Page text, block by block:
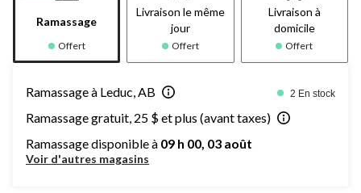
Ramassage
Offert
Livraison le même
jour
Offert
Livraison à
domicile
Offert
Ramassage à Leduc, AB 2 En stock
Ramassage gratuit, 25 $ et plus (avant taxes)
Ramassage disponible à 09 h 00, 03 août
Voir d'autres magasins